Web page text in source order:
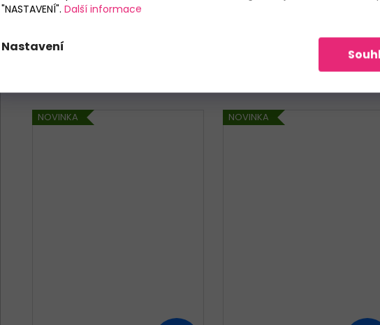
"NASTAVENÍ". Další informace
Nastavení
DETAIL
XXL 4XL
NOVINKA NOVINKA